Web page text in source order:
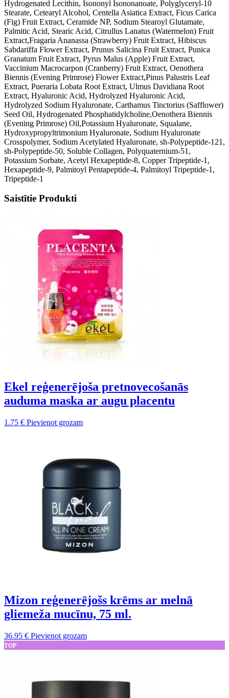
Hydrogenated Lecithin, Isononyl Isononanoate, Polyglyceryl-10
Stearate, Cetearyl Alcohol, Centella Asiatica Extract, Ficus Carica
(Fig) Fruit Extract, Ceramide NP, Sodium Stearoyl Glutamate,
Palmitic Acid, Stearic Acid, Citrullus Lanatus (Watermelon) Fruit
Extract,Fragaria Ananassa (Strawberry) Fruit Extract, Hibiscus
Sabdariffa Flower Extract, Prunus Salicina Fruit Extract, Punica
Granatum Fruit Extract, Pyrus Malus (Apple) Fruit Extract,
Vaccinium Macrocarpon (Cranberry) Fruit Extract, Oenothera
Biennis (Evening Primrose) Flower Extract,Pinus Palustris Leaf
Extract, Pueraria Lobata Root Extract, Ulmus Davidiana Root
Extract, Hyaluronic Acid, Hydrolyzed Hyaluronic Acid,
Hydrolyzed Sodium Hyaluronate, Carthamus Tinctorius (Safflower)
Seed Oil, Hydrogenated Phosphatidylcholine,Oenothera Biennis
(Evening Primrose) Oil,Potassium Hyaluronate, Squalane,
Hydroxypropyltrimonium Hyaluronate, Sodium Hyaluronate
Crosspolymer, Sodium Acetylated Hyaluronate, sh-Polypeptide-121,
sh-Polypeptide-50, Soluble Collagen, Polyquaternium-51,
Potassium Sorbate, Acetyl Hexapeptide-8, Copper Tripeptide-1,
Hexapeptide-9, Palmitoyl Pentapeptide-4, Palmitoyl Tripeptide-1,
Tripeptide-1
Saistītie Produkti
Ekel reģenerējoša pretnovecošanās
auduma maska ar augu placentu
1.75 € Pievienot grozam
Mizon reģenerējošs krēms ar melnā
gliemeža mucīnu, 75 ml.
36.95 € Pievienot grozam
TOP